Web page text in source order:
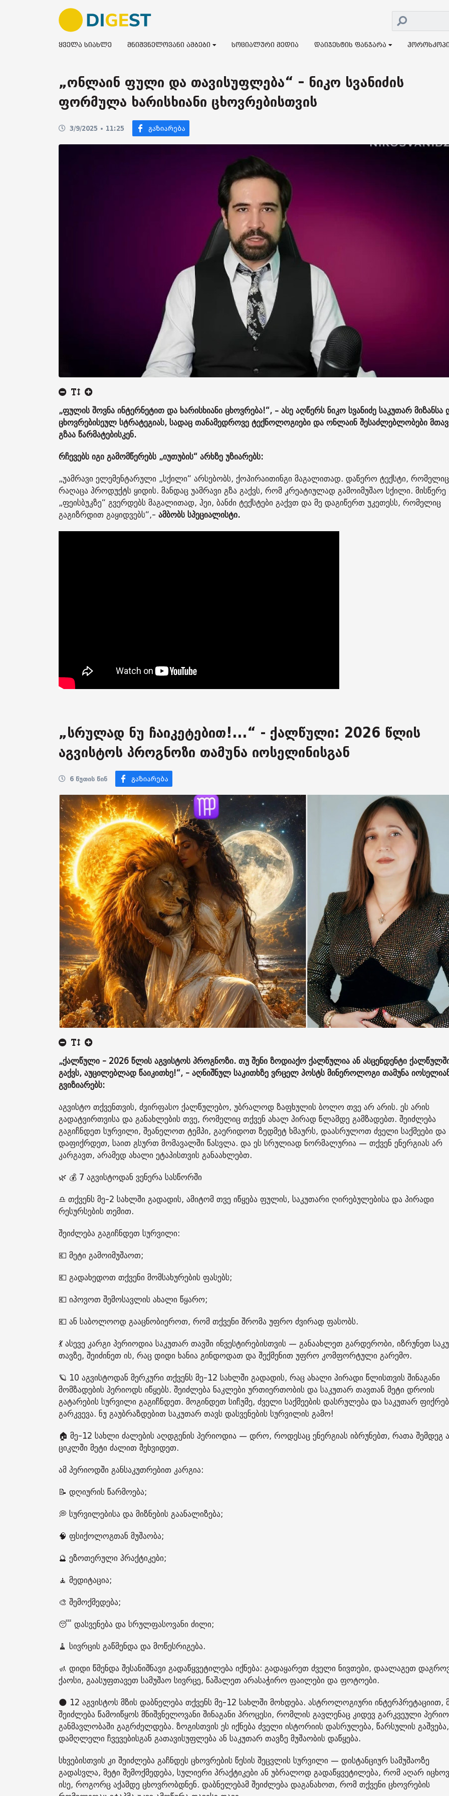
ყველა სიახლე მნიშვნელოვანი ამბები სოციალური მედია დაიჯესტის ფანჯარა
„ონლაინ ფული და თავისუფლება“ – ნიკო სვანიძის
ფორმულა ხარისხიანი ცხოვრებისთვის
3/9/2025 • 11:25
„ფულის შოვნა ინტერნეტით და ხარისხიანი ცხოვრება!“, – ასე აღწერს ნიკო სვანიძე საკუთარ მიზანსა
ცხოვრებისეულ სტრატეგიას, სადაც თანამედროვე ტექნოლოგიები და ონლაინ შესაძლებლობები
გზაა წარმატებისკენ.
რჩევებს იგი გამომწერებს „იუთუბის“ არხზე უზიარებს:
„უამრავი ელემენტარული „სქილი“ არსებობს, ქოპირაითინგი მაგალითად. დაწერო ტექსტი, რომელიც
რაღაცა პროდუქტს ყიდის. მანდაც უამრავი გზა გაქვს, რომ კრეატიულად გამოიმუშაო სქილი. მისწერე
„ფეისბუკზე“ გვერდებს მაგალითად, ჰეი, ბანძი ტექსტები გაქვთ და მე დაგიწერთ უკეთესს, რომელიც
გაგიზრდით გაყიდვებს“,- ამბობს სპეციალისტი.
„სრულად ნუ ჩაიკეტებით!...“ - ქალწული: 2026 წლის
აგვისტოს პროგნოზი თამუნა იოსელინისგან
6 წუთის წინ
„ქალწული - 2026 წლის აგვისტოს პროგნოზი. თუ შენი ზოდიაქო ქალწულია ან ასცენდენტი
გაქვს, აუცილებლად წაიკითხე!“, - აღნიშნულ საკითხზე ვრცელ პოსტს მინეროლოგი თამუნა
გვიზიარებს:
აგვისტო თქვენთვის, ძვირფასო ქალწულებო, უბრალოდ ზაფხულის ბოლო თვე არ არის. ეს არის
გადატვირთვისა და განახლების თვე, რომელიც თქვენ ახალ პირად წლამდე გამზადებთ. შეიძლება
გაგიჩნდეთ სურვილი, შეანელოთ ტემპი, გაერიდოთ ზედმეტ ხმაურს, დაასრულოთ ძველი საქმეები და
დაფიქრდეთ, საით გსურთ მომავალში წასვლა. და ეს სრულიად ნორმალურია — თქვენ ენერგიას არ
კარგავთ, არამედ ახალი ეტაპისთვის განაახლებთ.
🌿 💰 7 აგვისტოდან ვენერა სასწორში
♎️ თქვენს მე-2 სახლში გადადის, ამიტომ თვე იწყება ფულის, საკუთარი ღირებულებისა და პირადი
რესურსების თემით.
შეიძლება გაგიჩნდეთ სურვილი:
💶 მეტი გამოიმუშაოთ;
💶 გადახედოთ თქვენი მომსახურების ფასებს;
💶 იპოვოთ შემოსავლის ახალი წყარო;
💶 ან საბოლოოდ გააცნობიეროთ, რომ თქვენი შრომა უფრო ძვირად ფასობს.
💃 ასევე კარგი პერიოდია საკუთარ თავში ინვესტირებისთვის — განაახლეთ გარდერობი, იზრუნეთ
თავზე, შეიძინეთ ის, რაც დიდი ხანია გინდოდათ და შექმენით უფრო კომფორტული გარემო.
🪐 10 აგვისტოდან მერკური თქვენს მე-12 სახლში გადადის, რაც ახალი პირადი წლისთვის შინაგანი
მომზადების პერიოდს იწყებს. შეიძლება ნაკლები ურთიერთობის და საკუთარ თავთან მეტი დროის
გატარების სურვილი გაგიჩნდეთ. მოგინდეთ სიჩუმე, ძველი საქმეების დასრულება და საკუთარ
გარკვევა. ნუ გაუბრაზდებით საკუთარ თავს დასვენების სურვილის გამო!
🏠 მე-12 სახლი ძალების აღდგენის პერიოდია — დრო, როდესაც ენერგიას იბრუნებთ, რათა შემდეგ
ციკლში მეტი ძალით შეხვიდეთ.
ამ პერიოდში განსაკუთრებით კარგია:
📝 დღიურის წარმოება;
💭 სურვილებისა და მიზნების გაანალიზება;
🧠 ფსიქოლოგთან მუშაობა;
🔮 ეზოთერული პრაქტიკები;
🧘 მედიტაცია;
🎨 შემოქმედება;
😴 დასვენება და სრულფასოვანი ძილი;
🧹 სივრცის გაწმენდა და მოწესრიგება.
🚮 დიდი წმენდა შესანიშნავი გადაწყვეტილება იქნება: გადაყარეთ ძველი ნივთები, დაალაგეთ
ქაოსი, გაასუფთავეთ სამუშაო სივრცე, წაშალეთ არასაჭირო ფაილები და ფოტოები.
🌑 12 აგვისტოს მზის დაბნელება თქვენს მე-12 სახლში მოხდება. ასტროლოგიური ინტერპრეტაციით,
შეიძლება წამოიწყოს მნიშვნელოვანი შინაგანი პროცესი, რომლის გავლენაც კიდევ გარკვეული
განმავლობაში გაგრძელდება. ზოგისთვის ეს იქნება ძველი ისტორიის დასრულება, წარსულის გაშვება,
დამღლელი ჩვევებისგან გათავისუფლება ან საკუთარ თავზე მუშაობის დაწყება.
სხვებისთვის კი შეიძლება გაჩნდეს ცხოვრების წესის შეცვლის სურვილი — დისტანციურ სამუშაოზე
გადასვლა, მეტი შემოქმედება, სულიერი პრაქტიკები ან უბრალოდ გადაწყვეტილება, რომ აღარ
ისე, როგორც აქამდე ცხოვრობდნენ. დაბნელებამ შეიძლება დაგანახოთ, რომ თქვენი ცხოვრების